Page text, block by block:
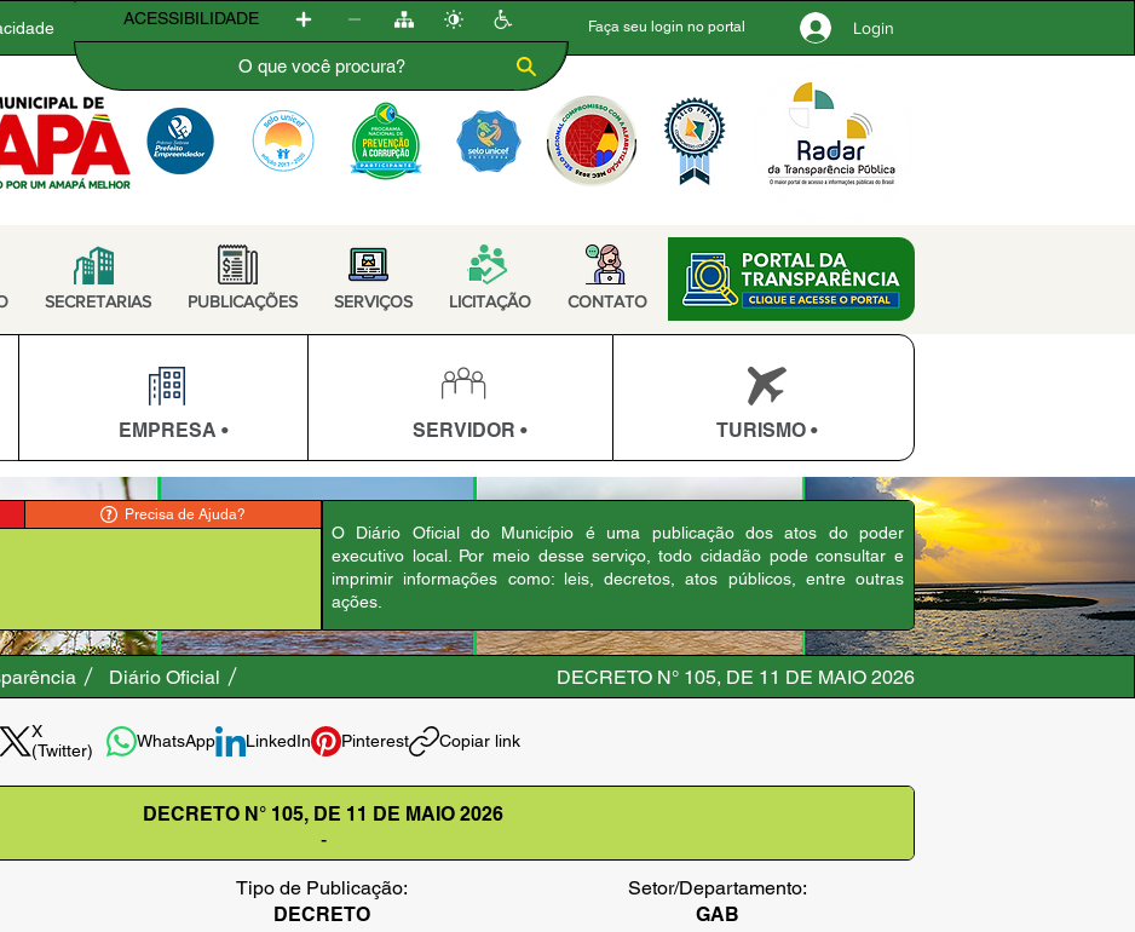
Faça seu login no portal Login
ACESSIBILIDADE
SECRETARIAS PUBLICAÇÕES SERVIÇOS LICITAÇÃO CONTATO
EMPRESA • SERVIDOR • TURISMO •
Precisa de Ajuda?
O Diário Oficial do Município é uma publicação dos atos do poder
executivo local. Por meio desse serviço, todo cidadão pode consultar e
imprimir informações como: leis, decretos, atos públicos, entre outras
ações.
Diário Oficial DECRETO N° 105, DE 11 DE MAIO 2026
X
(Twitter)
WhatsApp LinkedIn Pinterest Copiar link
DECRETO N° 105, DE 11 DE MAIO 2026
-
Tipo de Publicação:
DECRETO
Setor/Departamento:
GAB